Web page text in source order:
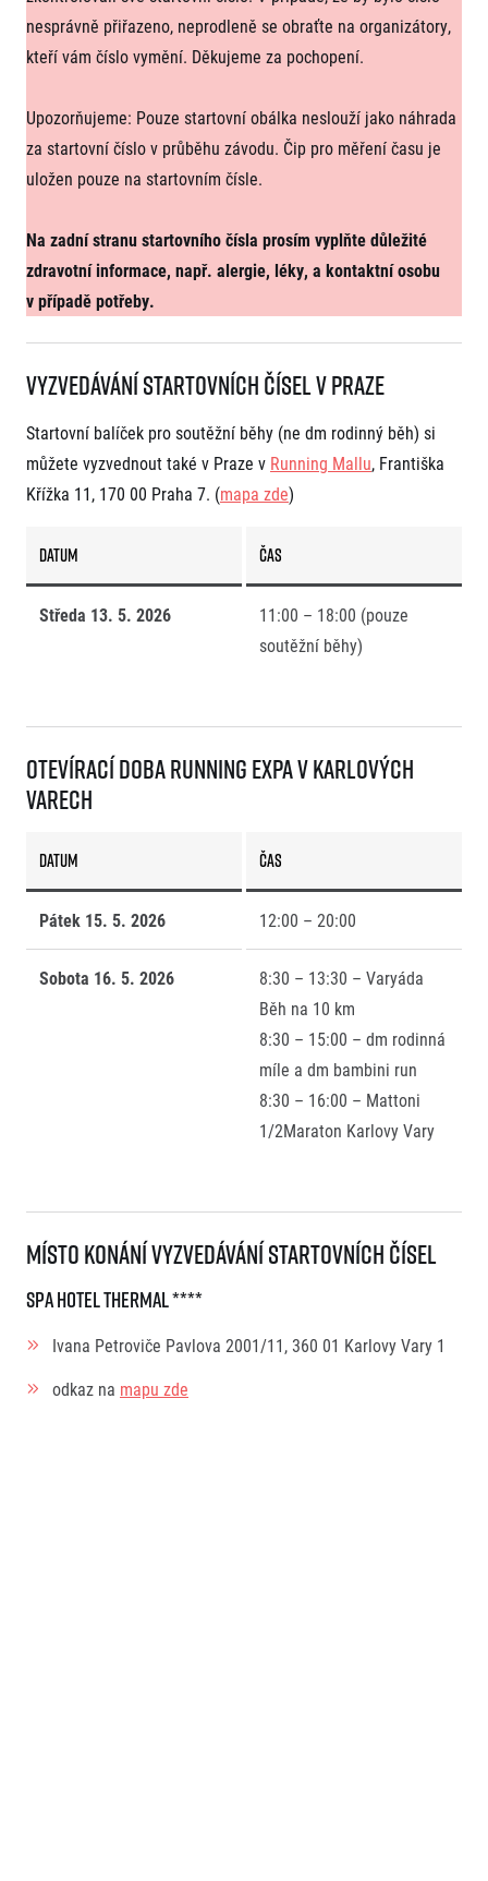
Mobilní aplikace RunCzech
Stáhněte si mobilní aplikaci RunCzech.
Dárkové poukazy
Šablony k dárkovému poukazu ke stažení
Tiskové zprávy
Poznámky pro editory
Kariéra
All Runners Are Beautiful
Running Mall
Kalendář
Individuální trénink
Skupinové tréninky
Titulární partneři
Informace o webu
nesprávně přiřazeno, neprodleně se obraťte na organizátory,
kteří vám číslo vymění. Děkujeme za pochopení.
Upozorňujeme: Pouze startovní obálka neslouží jako náhrada
za startovní číslo v průběhu závodu. Čip pro měření času je
uložen pouze na startovním čísle.
Na zadní stranu startovního čísla prosím vyplňte důležité
zdravotní informace, např. alergie, léky, a kontaktní osobu
v případě potřeby.
Vyzvedávání startovních čísel v Praze
Startovní balíček pro soutěžní běhy (ne dm rodinný běh) si
můžete vyzvednout také v Praze v Running Mallu, Františka
Křížka 11, 170 00 Praha 7. (mapa zde)
DATUM ČAS
Středa 13. 5. 2026
11:00 – 18:00 (pouze
soutěžní běhy)
Otevírací doba Running ExpavKarlových
Varech
DATUM ČAS
Pátek 15. 5. 2026 12:00 – 20:00
Sobota 16. 5. 2026
8:30 – 13:30 – Varyáda
Běh na 10 km
8:30 – 15:00 – dm rodinná
míle a dm bambini run
8:30 – 16:00 – Mattoni
1/2Maraton Karlovy Vary
Místo konání vyzvedávání startovních čísel
SPA HOTEL THERMAL ****
Ivana Petroviče Pavlova 2001/11, 360 01 Karlovy Vary 1
odkaz na mapu zde